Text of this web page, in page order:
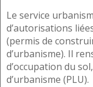
Le service
d’autorisations
(permis de
d’urbanisme). Il
d’occupation du
d’urbanisme (PLU).